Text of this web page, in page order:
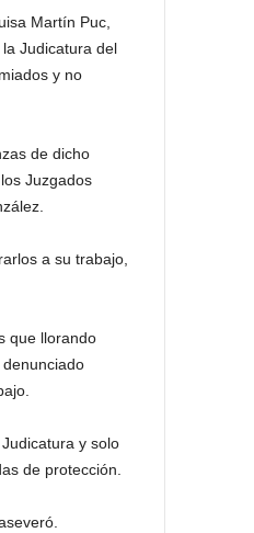
Martín Puc,
Judicatura del
y no
de dicho
Juzgados
a su trabajo,
que llorando
y solo
de protección.